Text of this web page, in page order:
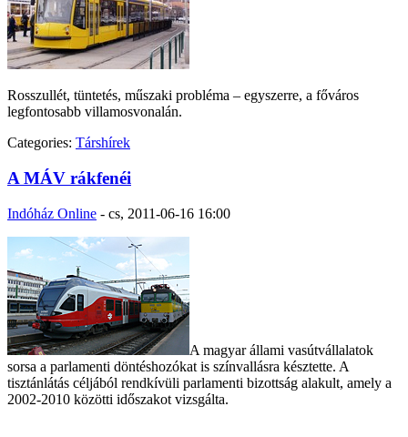
Rosszullét, tüntetés, műszaki probléma – egyszerre, a főváros
legfontosabb villamosvonalán.
Categories: Társhírek
A MÁV rákfenéi
Indóház Online - cs, 2011-06-16 16:00
A magyar állami vasútvállalatok
sorsa a parlamenti döntéshozókat is színvallásra késztette. A
tisztánlátás céljából rendkívüli parlamenti bizottság alakult, amely a
2002-2010 közötti időszakot vizsgálta.